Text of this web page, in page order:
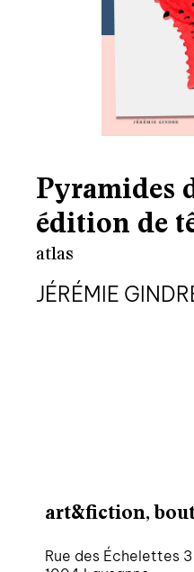
Pyramides
édition de
atlas
JÉRÉMIE
art&fiction,
Rue des Échelettes 3